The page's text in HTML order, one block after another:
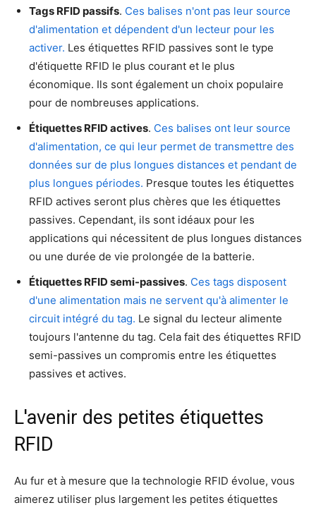
Tags RFID passifs. Ces balises n'ont pas leur source
d'alimentation et dépendent d'un lecteur pour les
activer. Les étiquettes RFID passives sont le type
d'étiquette RFID le plus courant et le plus
économique. Ils sont également un choix populaire
pour de nombreuses applications.
Étiquettes RFID actives. Ces balises ont leur source
d'alimentation, ce qui leur permet de transmettre des
données sur de plus longues distances et pendant de
plus longues périodes. Presque toutes les étiquettes
RFID actives seront plus chères que les étiquettes
passives. Cependant, ils sont idéaux pour les
applications qui nécessitent de plus longues distances
ou une durée de vie prolongée de la batterie.
Étiquettes RFID semi-passives. Ces tags disposent
d'une alimentation mais ne servent qu'à alimenter le
circuit intégré du tag. Le signal du lecteur alimente
toujours l'antenne du tag. Cela fait des étiquettes RFID
semi-passives un compromis entre les étiquettes
passives et actives.
L'avenir des petites étiquettes
RFID
Au fur et à mesure que la technologie RFID évolue, vous
aimerez utiliser plus largement les petites étiquettes